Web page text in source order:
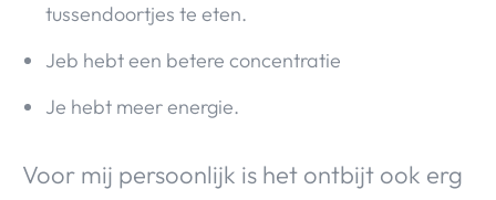
tussendoortjes te eten.
Jeb hebt een betere concentratie
Je hebt meer energie.
Voor mij persoonlijk is het ontbijt ook erg